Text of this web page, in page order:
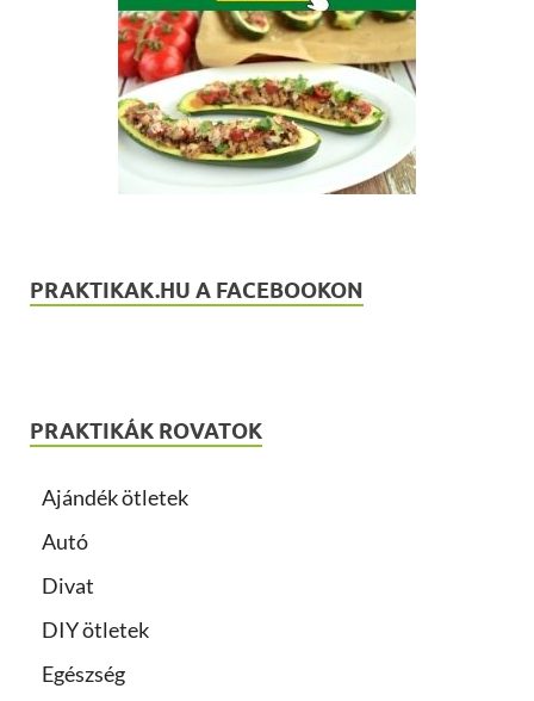
PRAKTIKAK.HU A FACEBOOKON
PRAKTIKÁK ROVATOK
Ajándék ötletek
Autó
Divat
DIY ötletek
Egészség